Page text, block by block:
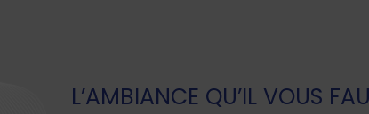
L’AMBIANCE QU’IL VOUS